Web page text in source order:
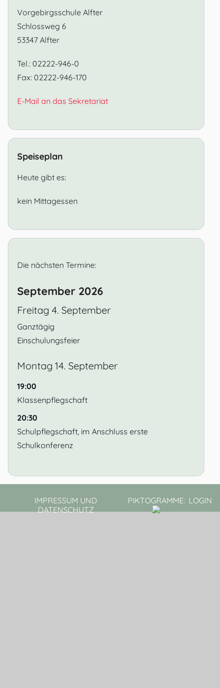
Vorgebirgsschule Alfter
Schlossweg 6
53347 Alfter
Tel.: 02222-946-0
Fax: 02222-946-170
E-Mail an das Sekretariat
Speiseplan
Heute gibt es:
kein Mittagessen
Die nächsten Termine:
September 2026
Freitag 4. September
Ganztägig
Einschulungsfeier
Montag 14. September
19:00
Klassenpflegschaft
20:30
Schulpflegschaft, im Anschluss erste
Schulkonferenz
IMPRESSUM UND
DATENSCHUTZ
PIKTOGRAMME: LOGIN